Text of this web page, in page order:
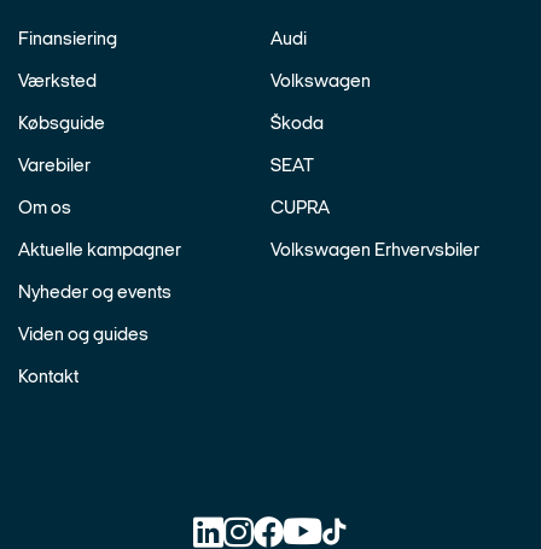
Finansiering
Værksted
Købsguide
Varebiler
Om os
Aktuelle kampagner
Nyheder og events
Viden og guides
Kontakt
Audi
Volkswagen
Škoda
SEAT
CUPRA
Volkswagen Erhvervsbiler